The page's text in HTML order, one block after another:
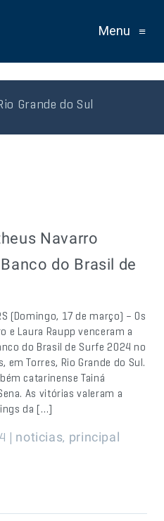
Menu ≡
Grande do Sul
Navarro
do Brasil de
(Domingo, 17 de março) – Os
e Laura Raupp venceram a
do Brasil de Surfe 2024 no
em Torres, Rio Grande do Sul.
catarinense Tainá
As vitórias valeram a
da […]
| noticias, principal